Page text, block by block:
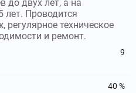
до двух лет, а на
лет. Проводится
техническое
и ремонт.
9
40 %